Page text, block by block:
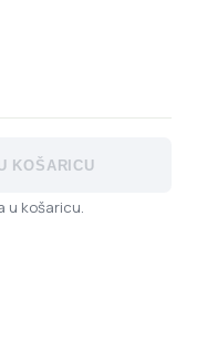
D1 količina
KOŠARICU
u košaricu.